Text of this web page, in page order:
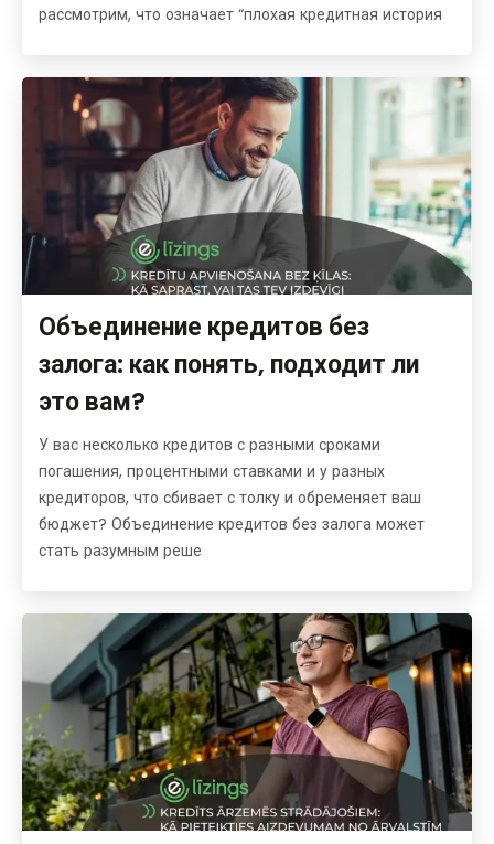
рассмотрим, что означает “плохая кредитная история
Объединение кредитов без
залога: как понять, подходит ли
это вам?
У вас несколько кредитов с разными сроками
погашения, процентными ставками и у разных
кредиторов, что сбивает с толку и обременяет ваш
бюджет? Объединение кредитов без залога может
стать разумным реше